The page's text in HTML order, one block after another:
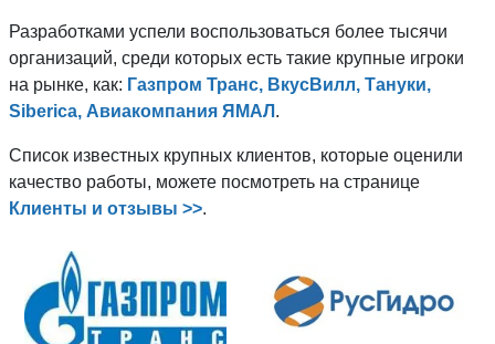
Разработками успели воспользоваться более тысячи
организаций, среди которых есть такие крупные игроки
на рынке, как: Газпром Транс, ВкусВилл, Тануки,
Siberica, Авиакомпания ЯМАЛ .
Список известных крупных клиентов, которые оценили
качество работы, можете посмотреть на странице
Клиенты и отзывы >>.